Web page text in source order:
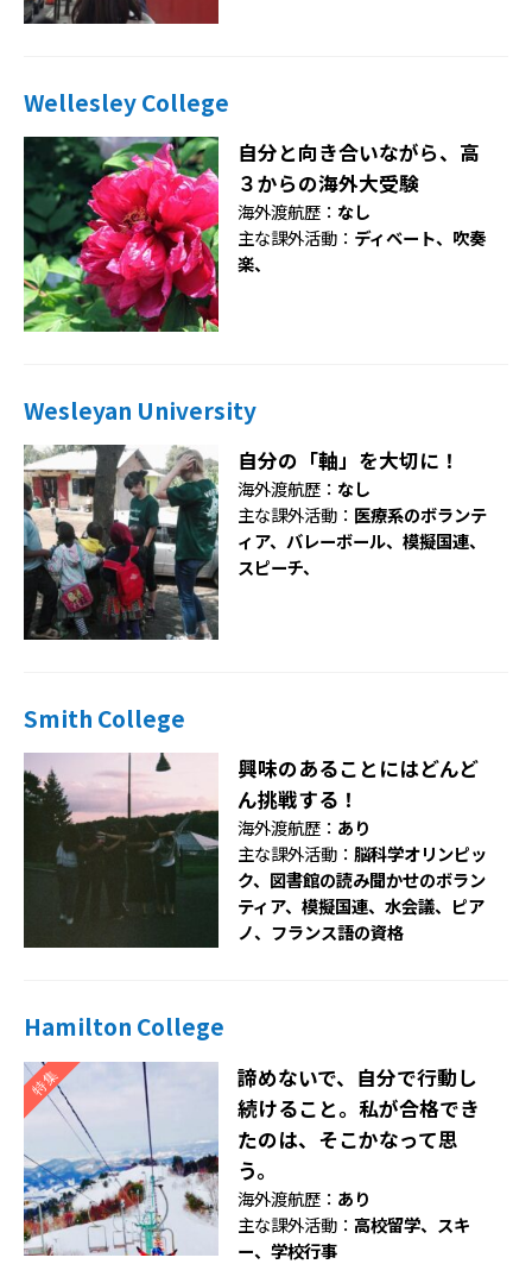
Wellesley College
自分と向き合いながら、高
３からの海外大受験
海外渡航歴： なし
主な課外活動： ディベート、吹奏
楽、
Wesleyan University
自分の「軸」を大切に！
海外渡航歴： なし
主な課外活動： 医療系のボランテ
ィア、バレーボール、模擬国連、
スピーチ、
Smith College
興味のあることにはどんど
ん挑戦する！
海外渡航歴： あり
主な課外活動：脳科学オリンピッ
ク、図書館の読み聞かせのボラン
ティア、模擬国連、水会議、ピア
ノ、フランス語の資格
Hamilton College
諦めないで、自分で行動し
続けること。私が合格でき
たのは、そこかなって思
う。
海外渡航歴： あり
主な課外活動：高校留学、スキ
ー、学校行事